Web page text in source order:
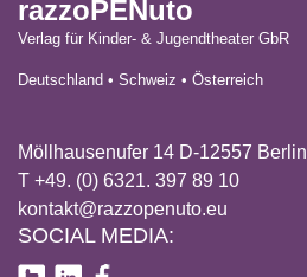
razzoPENuto
Verlag für Kinder- & Jugendtheater GbR
Deutschland • Schweiz • Österreich
Möllhausenufer 14 D-12557 Berlin
T +49. (0) 6321. 397 89 10
kontakt@razzopenuto.eu
SOCIAL MEDIA: